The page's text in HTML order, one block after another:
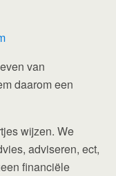
van
daarom een
wijzen. We
adviseren, ect,
financiële